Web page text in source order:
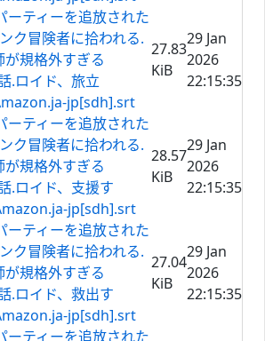
ーティーを追放された
ク冒険者に拾われる.
規格外すぎる
.ロイド、旅立
jp[sdh].srt
27.83
KiB
29 Jan
2026
22:15:35
ーティーを追放された
ク冒険者に拾われる.
規格外すぎる
.ロイド、支援す
jp[sdh].srt
28.57
KiB
29 Jan
2026
22:15:35
ーティーを追放された
ク冒険者に拾われる.
規格外すぎる
.ロイド、救出す
jp[sdh].srt
27.04
KiB
29 Jan
2026
22:15:35
ーティーを追放された